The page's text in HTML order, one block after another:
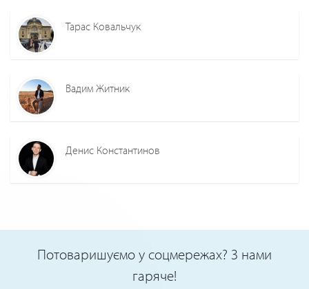
Тарас Ковальчук
Вадим Житник
Денис Константинов
Потоваришуємо у соцмережах? З нами
гаряче!